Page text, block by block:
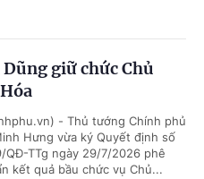
giữ chức Chủ
- Thủ tướng Chính phủ
Hưng vừa ký Quyết định số
QĐ-TTg ngày 29/7/2026 phê
kết quả bầu chức vụ Chủ...